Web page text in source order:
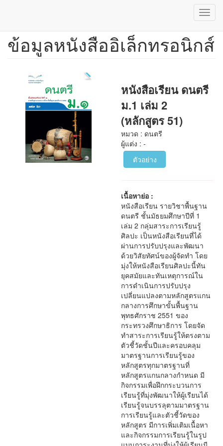
ข้าม
ข้อมูลหนังสืออิเล็กทรอนิกส์
หนังสือเรียน ดนตรี
ม.1 เล่ม 2
(หลักสูตร 51)
หมวด : ดนตรี
ผู้แต่ง : -
ตัวอย่าง
เนื้อหาย่อ :
หนังสือเรียน รายวิชาพื้นฐาน
ดนตรี ชั้นมัธยมศึกษาปีที่ 1
เล่ม 2 กลุ่มสาระการเรียนรู้
ศิลปะ เป็นหนังสือเรียนที่ได้
ผ่านการปรับปรุงและพัฒนา
ด้วยวิสัยทัศน์ของผู้จัดทำ โดย
มุ่งให้หนังสือเรียนศิลปะนี้ทัน
ยุคสมัยและทันเหตุการณ์ใน
การดำเนินการปรับปรุง
เปลี่ยนแปลงตามหลักสูตรแกน
กลางการศึกษาขั้นพื้นฐาน
พุทธศักราช 2551 ของ
กระทรวงศึกษาธิการ โดยจัด
ทำสาระการเรียนรู้ให้ตรงตาม
ตัวชี้วัดชั้นปีและครอบคลุม
มาตรฐานการเรียนรู้ของ
หลักสูตรทุกมาตรฐานที่
หลักสูตรแกนกลางกำหนด มี
กิจกรรมเพื่อฝึกกระบวนการ
เรียนรู้ที่มุ่งพัฒนาให้ผู้เรียนได้
เรียนรู้จนบรรลุตามมาตรฐาน
การเรียนรู้และตัวชี้วัดของ
หลักสูตร มีการเพิ่มเติมเนื้อหา
และกิจกรรมการเรียนรู้ในรูป